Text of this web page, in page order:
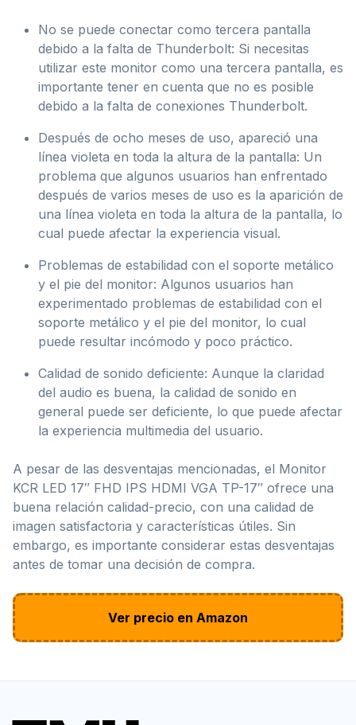
No se puede conectar como tercera pantalla
debido a la falta de Thunderbolt: Si necesitas
utilizar este monitor como una tercera pantalla, es
importante tener en cuenta que no es posible
debido a la falta de conexiones Thunderbolt.
Después de ocho meses de uso, apareció una
línea violeta en toda la altura de la pantalla: Un
problema que algunos usuarios han enfrentado
después de varios meses de uso es la aparición de
una línea violeta en toda la altura de la pantalla, lo
cual puede afectar la experiencia visual.
Problemas de estabilidad con el soporte metálico
y el pie del monitor: Algunos usuarios han
experimentado problemas de estabilidad con el
soporte metálico y el pie del monitor, lo cual
puede resultar incómodo y poco práctico.
Calidad de sonido deficiente: Aunque la claridad
del audio es buena, la calidad de sonido en
general puede ser deficiente, lo que puede afectar
la experiencia multimedia del usuario.
A pesar de las desventajas mencionadas, el Monitor
KCR LED 17″ FHD IPS HDMI VGA TP-17″ ofrece una
buena relación calidad-precio, con una calidad de
imagen satisfactoria y características útiles. Sin
embargo, es importante considerar estas desventajas
antes de tomar una decisión de compra.
Ver precio en Amazon